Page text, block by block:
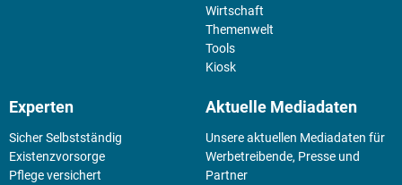
Wirtschaft
Themenwelt
Tools
Kiosk
Experten
Sicher Selbstständig
Existenz­vorsorge
Pflege versichert
Aktuelle Mediadaten
Unsere aktuellen Mediadaten für
Werbetreibende, Presse und
Partner